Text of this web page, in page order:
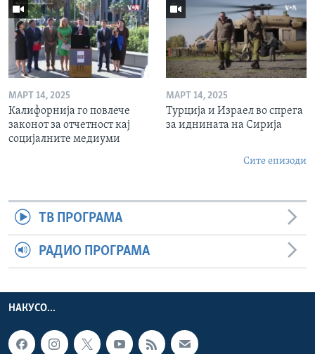
МАРТ 14, 2025
Калифорнија го повлече
законот за отчетност кај
социјалните медиуми
МАРТ 14, 2025
Турција и Израел во спрега
за иднината на Сирија
Сите епизоди
ТВ ПРОГРАМА
РАДИО ПРОГРАМА
НАКУСО...